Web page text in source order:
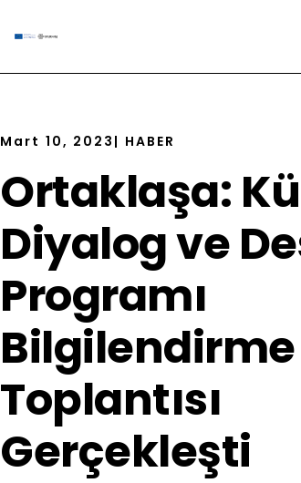
Mart 10, 2023 | HABER
Ortaklaşa:
Diyalog ve
Programı
Bilgilendirme
Toplantısı
Gerçekleşti